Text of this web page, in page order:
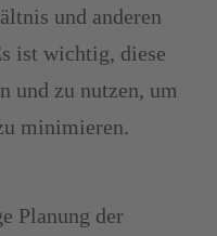
und anderen
ist wichtig, diese
und zu nutzen, um
minimieren.
Planung der